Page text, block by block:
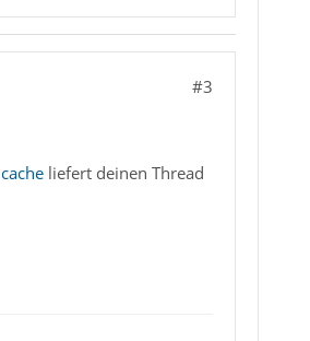
#3
cacheliefert deinen Thread